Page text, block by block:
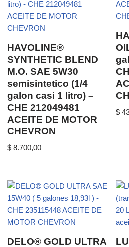
HAVOLINE®
SYNTHETIC BLEND
M.O. SAE 5W30
semisintetico (1/4
galon casi 1 litro) –
CHE 212049481
ACEITE DE MOTOR
CHEVRON
$ 8.700,00
$
DELO® GOLD ULTRA